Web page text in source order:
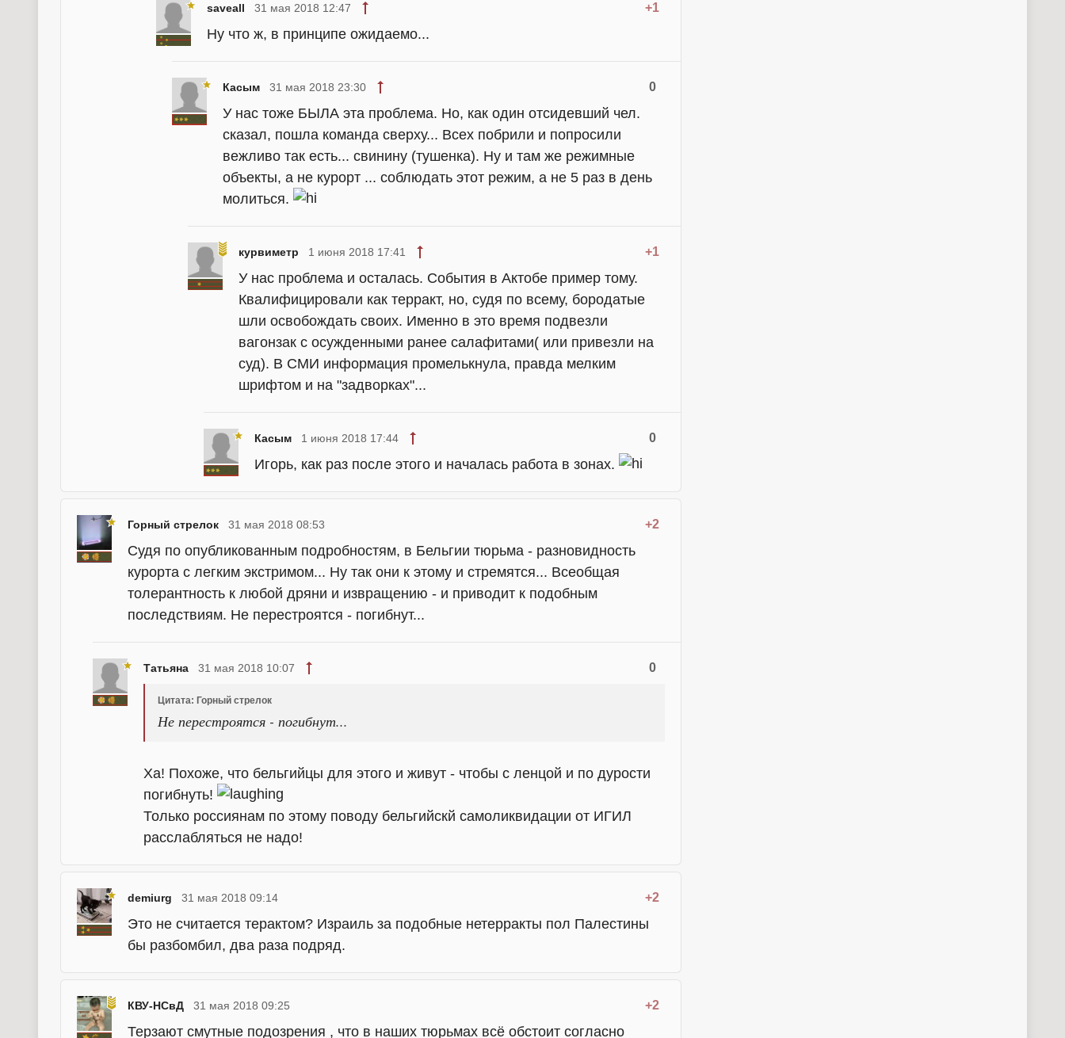
saveall +1
31 мая 2018 12:47
Ну что ж, в принципе ожидаемо...
Касым 0
31 мая 2018 23:30
У нас тоже БЫЛА эта проблема. Но, как один отсидевший чел.
сказал, пошла команда сверху... Всех побрили и попросили
вежливо так есть... свинину (тушенка). Ну и там же режимные
объекты, а не курорт ... соблюдать этот режим, а не 5 раз в день
молиться.
курвиметр +1
1 июня 2018 17:41
У нас проблема и осталась. События в Актобе пример тому.
Квалифицировали как терракт, но, судя по всему, бородатые
шли освобождать своих. Именно в это время подвезли
вагонзак с осужденными ранее салафитами( или привезли на
суд). В СМИ информация промелькнула, правда мелким
шрифтом и на "задворках"...
Касым 0
1 июня 2018 17:44
Игорь, как раз после этого и началась работа в зонах.
Горный стрелок +2
31 мая 2018 08:53
Судя по опубликованным подробностям, в Бельгии тюрьма - разновидность
курорта с легким экстримом... Ну так они к этому и стремятся... Всеобщая
толерантность к любой дряни и извращению - и приводит к подобным
последствиям. Не перестроятся - погибнут...
Татьяна 0
31 мая 2018 10:07
Цитата: Горный стрелок
Не перестроятся - погибнут...
Ха! Похоже, что бельгийцы для этого и живут - чтобы с ленцой и по дурости
погибнуть!
Только россиянам по этому поводу бельгийскй самоликвидации от ИГИЛ
расслабляться не надо!
demiurg +2
31 мая 2018 09:14
Это не считается терактом? Израиль за подобные нетерракты пол Палестины
бы разбомбил, два раза подряд.
КВУ-НСвД +2
31 мая 2018 09:25
Терзают смутные подозрения , что в наших тюрьмах всё обстоит согласно